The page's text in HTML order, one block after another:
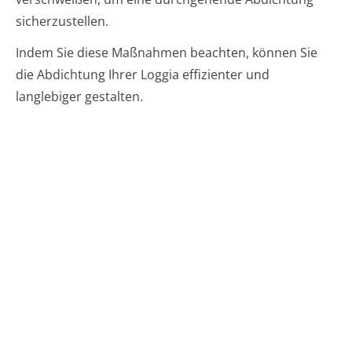
sicherzustellen.
Indem Sie diese Maßnahmen beachten, können Sie
die Abdichtung Ihrer Loggia effizienter und
langlebiger gestalten.